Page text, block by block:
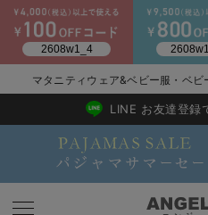
マタニティウェア&ベビー服・ベビ
2026/
送料495円(一部地域を除
LINE お友達登録